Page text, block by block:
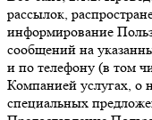
рассылок,
информирование
сообщений на
и по телефону (в том
Компанией услугах, о
специальных